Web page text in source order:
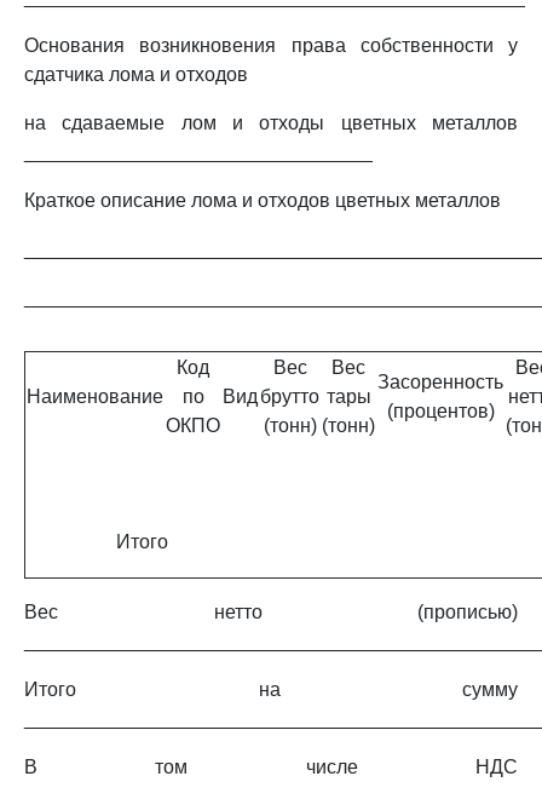
Основания возникновения права собственности у
сдатчика лома и отходов
на сдаваемые лом и отходы цветных металлов
Краткое описание лома и отходов цветных металлов
Наименование
Код
по
ОКПО
Вид
Вес
брутто
(тонн)
Вес
тары
(тонн)
Засоренность
(процентов)
Итого
Вес нетто (прописью)
Итого на сумму
В том числе НДС